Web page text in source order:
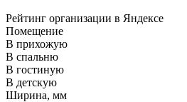
Рейтинг организации в Яндексе
Помещение
В прихожую
В спальню
В гостиную
В детскую
Ширина, мм